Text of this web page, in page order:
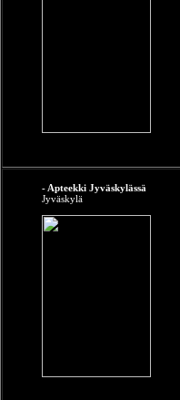
- Apteekki Jyväskylässä
Jyväskylä